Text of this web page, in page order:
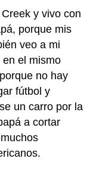
y vivo con
porque mis
veo a mi
el mismo
no hay
fútbol y
un carro por la
a cortar